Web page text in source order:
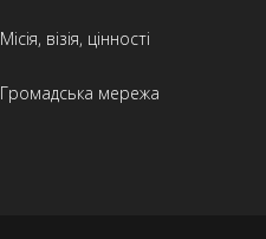
Місія, візія, цінності
Громадська мережа